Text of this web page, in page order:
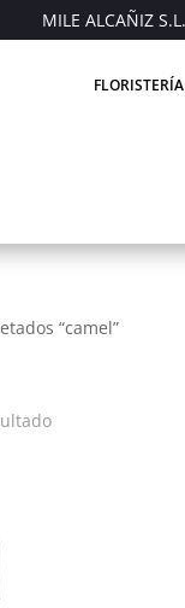
MILE ALCAÑIZ
FLORISTERÍA
“camel”